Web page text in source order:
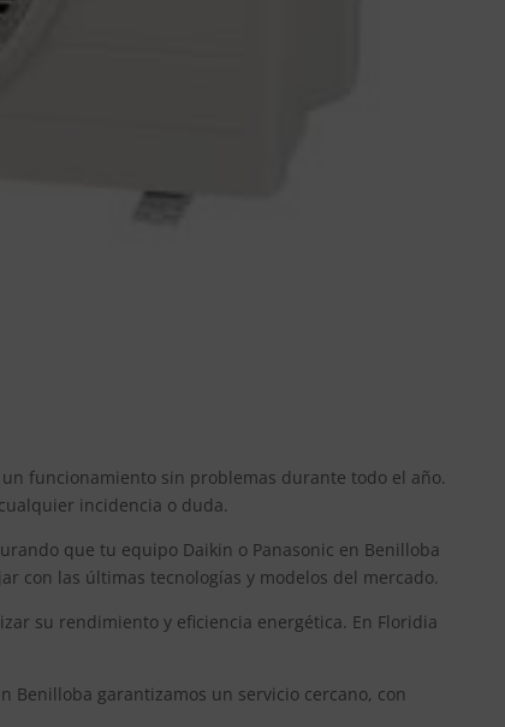
funcionamiento sin problemas durante todo el año.
incidencia o duda.
que tu equipo Daikin o Panasonic en Benilloba
con las últimas tecnologías y modelos del mercado.
su rendimiento y eficiencia energética. En Floridia
Benilloba garantizamos un servicio cercano, con